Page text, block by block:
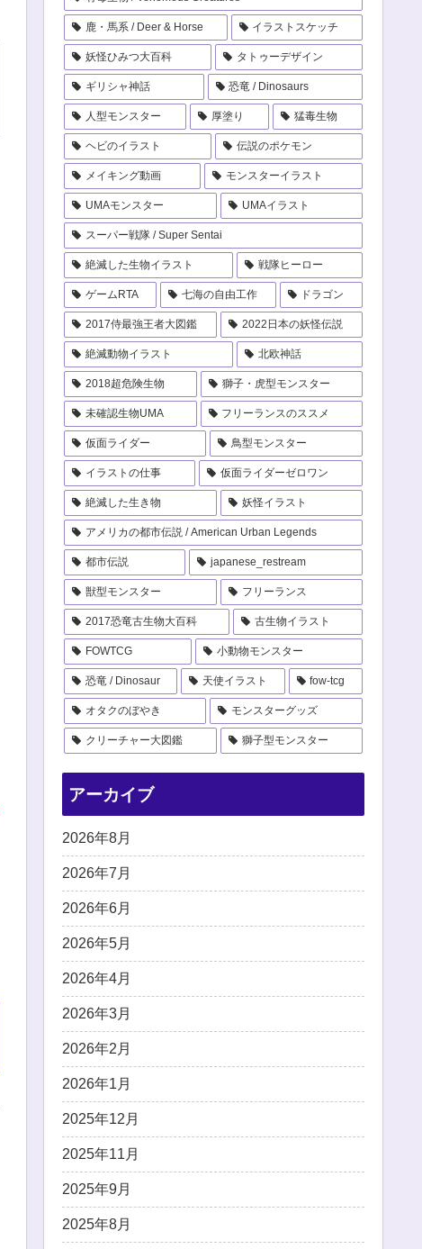
鹿・馬系 / Deer & Horse イラストスケッチ
妖怪ひみつ大百科 タトゥーデザイン
ギリシャ神話 恐竜 / Dinosaurs
人型モンスター 厚塗り 猛毒生物
ヘビのイラスト 伝説のポケモン
メイキング動画 モンスターイラスト
UMAモンスター UMAイラスト
スーパー戦隊 / Super Sentai
絶滅した生物イラスト 戦隊ヒーロー
ゲームRTA 七海の自由工作 ドラゴン
2017侍最強王者大図鑑 2022日本の妖怪伝説
絶滅動物イラスト 北欧神話
2018超危険生物 獅子・虎型モンスター
未確認生物UMA フリーランスのススメ
仮面ライダー 鳥型モンスター
イラストの仕事 仮面ライダーゼロワン
絶滅した生き物 妖怪イラスト
アメリカの都市伝説 / American Urban Legends
都市伝説 japanese_restream
獣型モンスター フリーランス
2017恐竜古生物大百科 古生物イラスト
FOWTCG 小動物モンスター
恐竜 / Dinosaur 天使イラスト fow-tcg
オタクのぼやき モンスターグッズ
クリーチャー大図鑑 獅子型モンスター
アーカイブ
2026年8月
2026年7月
2026年6月
2026年5月
2026年4月
2026年3月
2026年2月
2026年1月
2025年12月
2025年11月
2025年9月
2025年8月